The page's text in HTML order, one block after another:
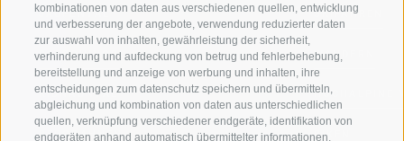
kombinationen von daten aus verschiedenen quellen, entwicklung
und verbesserung der angebote, verwendung reduzierter daten
zur auswahl von inhalten, gewährleistung der sicherheit,
verhinderung und aufdeckung von betrug und fehlerbehebung,
bereitstellung und anzeige von werbung und inhalten, ihre
entscheidungen zum datenschutz speichern und übermitteln,
abgleichung und kombination von daten aus unterschiedlichen
quellen, verknüpfung verschiedener endgeräte, identifikation von
endgeräten anhand automatisch übermittelter informationen,
JAUFENTAL
RATSCHINGS
RIDNAUNTAL
BERGBAHNEN
SKIFAHREN
WANDERN
HOCHALPINE
BIKEN